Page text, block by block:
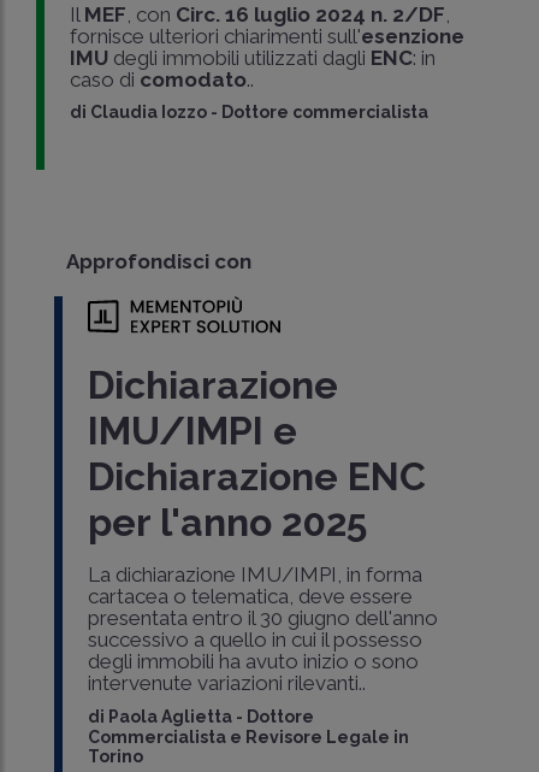
Il MEF , con Circ. 16 luglio 2024 n. 2/DF
fornisce ulteriori chiarimenti sull'esenzione
IMU degli immobili utilizzati dagli ENC: in
caso di comodato..
di Claudia Iozzo - Dottore commercialista
Approfondisci con
Dichiarazione
IMU/IMPI e
Dichiarazione ENC
per l'anno 2025
La dichiarazione IMU/IMPI, in forma
cartacea o telematica, deve essere
presentata entro il 30 giugno dell'anno
successivo a quello in cui il possesso
degli immobili ha avuto inizio o sono
intervenute variazioni rilevanti..
di Paola Aglietta - Dottore
Commercialista e Revisore Legale in
Torino